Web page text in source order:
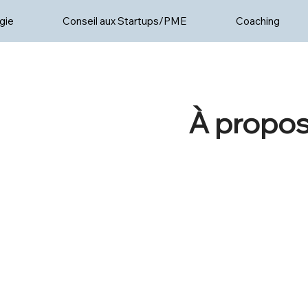
Conseil aux Startups/PME Coaching
À